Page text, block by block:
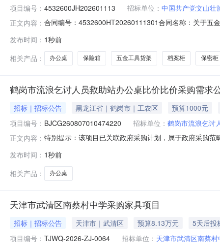
项目编号： 4532600JH202601113 招标单位： 中国共产党文山壮
正文内容： 合同编号：4532600HT20260111301合同名称：关于五
07-24合同公告日期：2026-08-07代理机构：进口产品
发布时间： 1秒前
相关产品：
办公桌 保险箱 五金工具货架 档案柜 保密柜
鹤岗市流浪乞讨人员救助站办公桌比价比价采购需求
招标｜招标公告 黑龙江省｜鹤岗市｜工农区
预算1000元
项目编号： BJCG260807010474220 招标单位： 鹤岗市流浪乞讨
正文内容： 特别提示：该项目已关联政府采购计划，属于政府采购
目名称:鹤岗市流浪乞讨人员救助站办公桌比价项目编号
(元)：1
发布时间： 1秒前
相关产品：
办公桌
天津市武清区南蔡村中学采购家具项目
招标｜招标公告 天津市｜武清区 预算8.13万元
5天后投
项目编号： TJWQ-2026-ZJ-0064 招标单位： 天津市武清区南蔡村